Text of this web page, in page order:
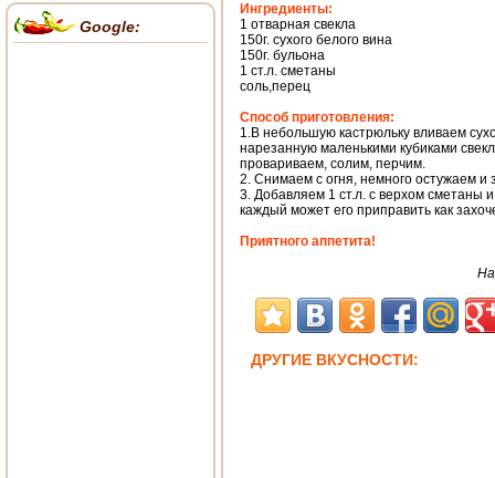
Ингредиенты:
1 отварная свекла
150г. сухого белого вина
150г. бульона
1 ст.л. сметаны
соль,перец
Способ приготовления:
1.В небольшую кастрюльку вливаем
нарезанную маленькими кубиками
провариваем, солим, перчим.
2. Снимаем с огня, немного остужаем и
3. Добавляем 1 ст.л. с верхом сметаны
каждый может его приправить как
Приятного аппетита!
ДРУГИЕ ВКУСНОСТИ:
Google: